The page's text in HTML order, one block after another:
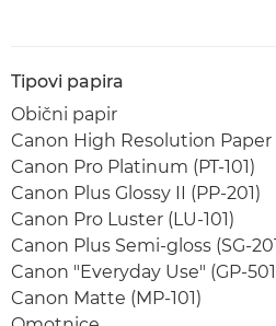
Tipovi papira
Obični papir
Canon High Resolution Paper
Canon Pro Platinum (PT-101)
Canon Plus Glossy II (PP-201)
Canon Pro Luster (LU-101)
Canon Plus Semi-gloss (SG-
Canon "Everyday Use" (GP-
Canon Matte (MP-101)